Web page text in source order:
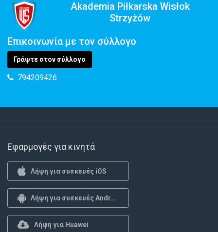
Akademia Piłkarska Wisłok
Strzyżów
Επικοινωνία με τον σύλλογο
Γράψτε στον σύλλογο
794209426
Εφαρμογές για κινητά
Λήψη για συσκευές iOS
Λήψη για συσκευές Android
Λήψη για Huawei